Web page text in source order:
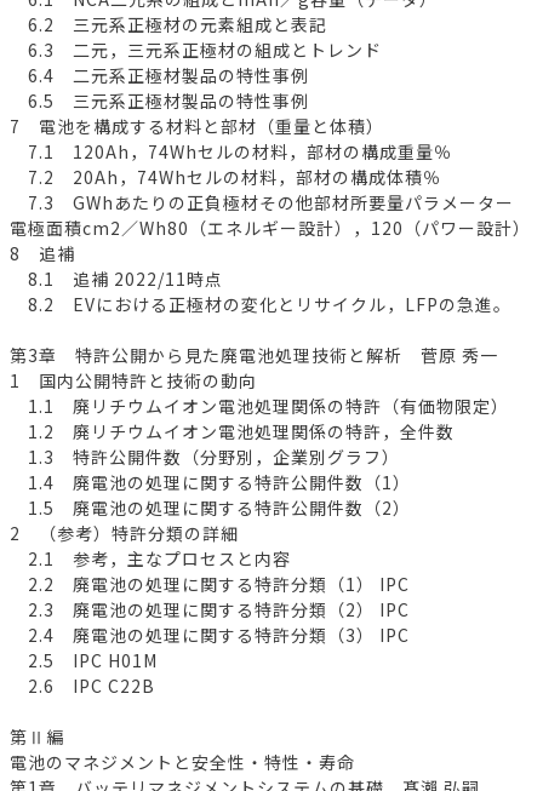
6.2 三元系正極材の元素組成と表記
6.3 二元，三元系正極材の組成とトレンド
6.4 二元系正極材製品の特性事例
6.5 三元系正極材製品の特性事例
7 電池を構成する材料と部材（重量と体積）
7.1 120Ah，74Whセルの材料，部材の構成重量％
7.2 20Ah，74Whセルの材料，部材の構成体積％
7.3 GWhあたりの正負極材その他部材所要量パラメーター
電極面積cm2／Wh80（エネルギー設計），120（パワー設計）
8 追補
8.1 追補 2022/11時点
8.2 EVにおける正極材の変化とリサイクル，LFPの急進。
第3章 特許公開から見た廃電池処理技術と解析 菅原 秀一
1 国内公開特許と技術の動向
1.1 廃リチウムイオン電池処理関係の特許（有価物限定）
1.2 廃リチウムイオン電池処理関係の特許，全件数
1.3 特許公開件数（分野別，企業別グラフ）
1.4 廃電池の処理に関する特許公開件数（1）
1.5 廃電池の処理に関する特許公開件数（2）
2 （参考）特許分類の詳細
2.1 参考，主なプロセスと内容
2.2 廃電池の処理に関する特許分類（1） IPC
2.3 廃電池の処理に関する特許分類（2） IPC
2.4 廃電池の処理に関する特許分類（3） IPC
2.5 IPC H01M
2.6 IPC C22B
第Ⅱ編
電池のマネジメントと安全性・特性・寿命